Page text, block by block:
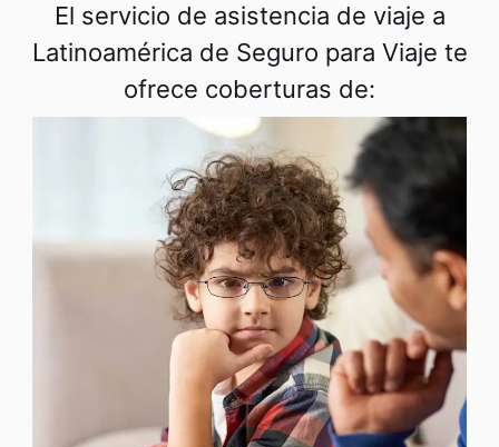
El servicio de asistencia de viaje a
Latinoamérica de Seguro para Viaje te
ofrece coberturas de: